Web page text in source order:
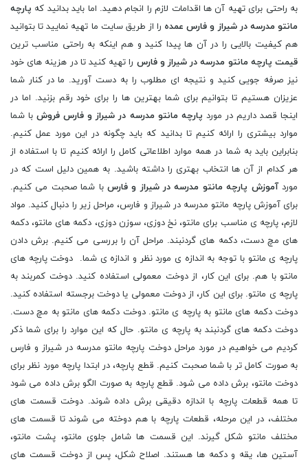
به راحتی برای تهیه آن ها اقدامات لازم را انجام دهید. اما باید بدانید که پارچه
مانتو مدرسه در شیراز و فارس عمده را از طریق سایت ما تهیه نمایید تا بتوانید
هم کیفیت بالایی را در آن ها پیدا کنید و هم اینکه به راحتی مناسب ترین
قیمت پارچه مانتو مدرسه در شیراز و فارس را تهیه کنید تا در هزینه های خود
نیز صرفه جویی کنید و نتیجه ای مطلوب را به دست آورید. ما در کنار شما
عزیزان هستیم تا بتوانیم برای شما بهترین ها را برای خود رقم بزنید. اما در
اینجا قصد داریم در مورد پارچه مانتو مدرسه در شیراز و فارس فروش با شما
موارد بیشتری را ارائه کنیم تا بدانید که باید چگونه در این مورد عمل کنیم.
بنابراین باید به شما در همه موارد اطلاعاتی کامل را ارائه کنیم تا با استفاده از
هر کدام از آن ها انتخاب بهتری را داشته باشید. به همین دلیل است که در
موردآموزش پارچه مانتو مدرسه در شیراز و فارس با شما صحبت می کنیم.
برای آموزش پارچه مانتو مدرسه در شیراز و فارس، مراحل زیر را دنبال کنید. مواد
لازم، پارچه ی مناسب برای مانتو، نخ دوزی، سوزن دوزی، دکمه های مانتو، دکمه
های مچ دست، دکمه های گردنبند. مراحل آن را بررسی می کنیم. برش دادن
پارچه ی مانتو با توجه به اندازه ی مورد نظر و اندازه ی شما. دوخت پارچه های
مانتو با هم. برای این کار، از دوخت معمولی استفاده کنید. دوخت کمربند به
پارچه ی مانتو. برای این کار، از دوخت معمولی یا دوخت برجسته استفاده کنید.
دوخت دکمه های مانتو به پارچه ی مانتو. دوخت دکمه های مانتو به مچ دست.
دوخت دکمه های گردنبند به پارچه ی مانتو. حال که این موارد را برای شما ذکر
کردیم می خواهیم در مورد مراحل دوخت پارچه مانتو مدرسه در شیراز و فارس
به صورت کامل تر با شما صحبت کنیم. قطع پارچه، در ابتدا پارچه مورد نظر برای
دوخت مانتو، برش داده می شود. قطع پارچه به صورت الگو برش داده می شود
تا همه قطعات پارچه با اندازه دقیقی برش داده شوند. دوخت قسمت های
مختلف، در این مرحله، قطعات پارچه با هم دوخته می شوند تا قسمت های
مختلف مانتو شکل گیرند. این قسمت ها شامل جلوی مانتو، پشت مانتو،
آستین ها، یقه و دکمه ها هستند. اصلاح شکل، پس از دوخت قسمت های